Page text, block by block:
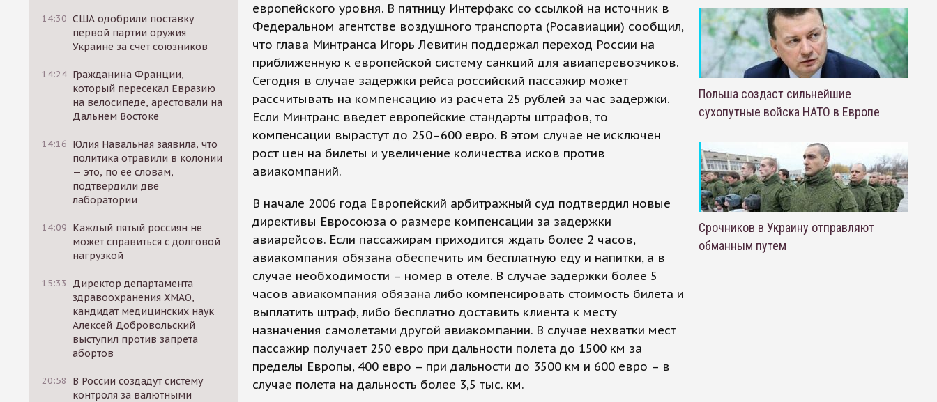
14:30 США одобрили поставку
первой партии оружия
Украине за счет союзников
14:24 Гражданина Франции,
который пересекал Евразию
на велосипеде, арестовали на
Дальнем Востоке
14:16 Юлия Навальная заявила, что
политика отравили в колонии
— это, по ее словам,
подтвердили две
лаборатории
14:09 Каждый пятый россиян не
может справиться с долговой
нагрузкой
15:33
Директор департамента
здравоохранения ХМАО,
кандидат медицинских наук
Алексей Добровольский
выступил против запрета
абортов
20:58
В России создадут систему
контроля за валютными
европейского уровня. В пятницу Интерфакс со ссылкой на источник в
Федеральном агентстве воздушного транспорта (Росавиации) сообщил,
что глава Минтранса Игорь Левитин поддержал переход России на
приближенную к европейской систему санкций для авиаперевозчиков.
Сегодня в случае задержки рейса российский пассажир может
рассчитывать на компенсацию из расчета 25 рублей за час задержки.
Если Минтранс введет европейские стандарты штрафов, то
компенсации вырастут до 250–600 евро. В этом случае не исключен
рост цен на билеты и увеличение количества исков против
авиакомпаний.
В начале 2006 года Европейский арбитражный суд подтвердил новые
директивы Евросоюза о размере компенсации за задержки
авиарейсов. Если пассажирам приходится ждать более 2 часов,
авиакомпания обязана обеспечить им бесплатную еду и напитки, а в
случае необходимости – номер в отеле. В случае задержки более 5
часов авиакомпания обязана либо компенсировать стоимость билета и
выплатить штраф, либо бесплатно доставить клиента к месту
назначения самолетами другой авиакомпании. В случае нехватки мест
пассажир получает 250 евро при дальности полета до 1500 км за
пределы Европы, 400 евро – при дальности до 3500 км и 600 евро – в
случае полета на дальность более 3,5 тыс. км.
Польша создаст сильнейшие
сухопутные войска НАТО в Европе
Срочников в Украину отправляют
обманным путем